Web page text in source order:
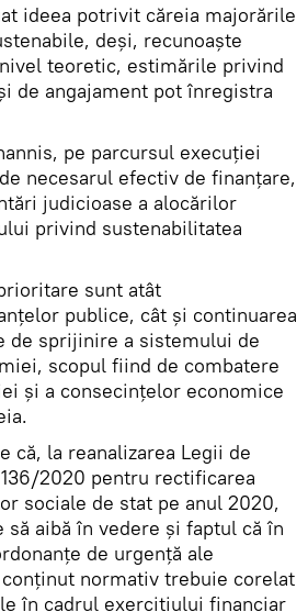
ideea potrivit căreia majorările
deși, recunoaște
teoretic, estimările privind
de angajament pot înregistra
pe parcursul execuției
necesarul efectiv de finanțare,
judicioase a alocărilor
privind sustenabilitatea
sunt atât
publice, cât și continuarea
de sprijinire a sistemului de
scopul fiind de combatere
și a consecințelor economice
că, la reanalizarea Legii de
136/2020 pentru rectificarea
sociale de stat pe anul 2020,
aibă în vedere și faptul că în
de urgență ale
normativ trebuie corelat
în cadrul exercițiului financiar